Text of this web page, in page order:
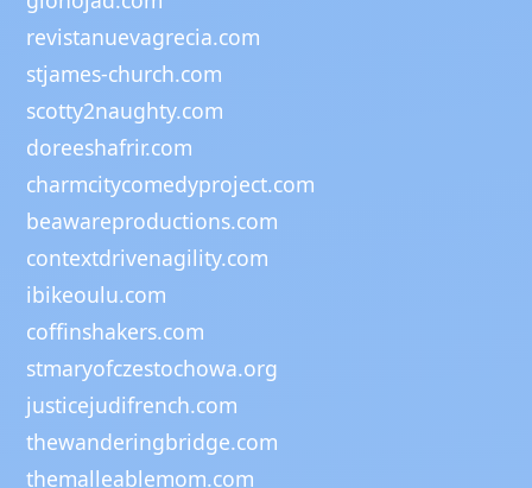
revistanuevagrecia.com
stjames-church.com
scotty2naughty.com
doreeshafrir.com
charmcitycomedyproject.com
beawareproductions.com
contextdrivenagility.com
ibikeoulu.com
coffinshakers.com
stmaryofczestochowa.org
justicejudifrench.com
thewanderingbridge.com
themalleablemom.com